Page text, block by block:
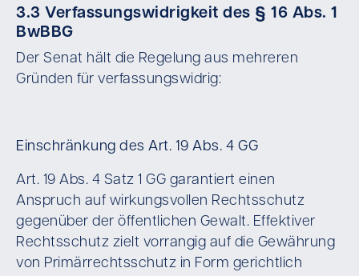
3.3 Verfassungswidrigkeit des § 16 Abs. 1
BwBBG
Der Senat hält die Regelung aus mehreren
Gründen für verfassungswidrig:
Einschränkung des Art. 19 Abs. 4 GG
Art. 19 Abs. 4 Satz 1 GG garantiert einen
Anspruch auf wirkungsvollen Rechtsschutz
gegenüber der öffentlichen Gewalt. Effektiver
Rechtsschutz zielt vorrangig auf die Gewährung
von Primärrechtsschutz in Form gerichtlich